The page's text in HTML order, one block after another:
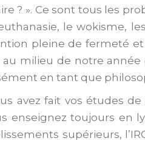
? ». Ce sont tous les
le wokisme,
pleine de fermeté et
milieu de notre
en tant que
avez fait vos études
enseignez toujours en
supérieurs,